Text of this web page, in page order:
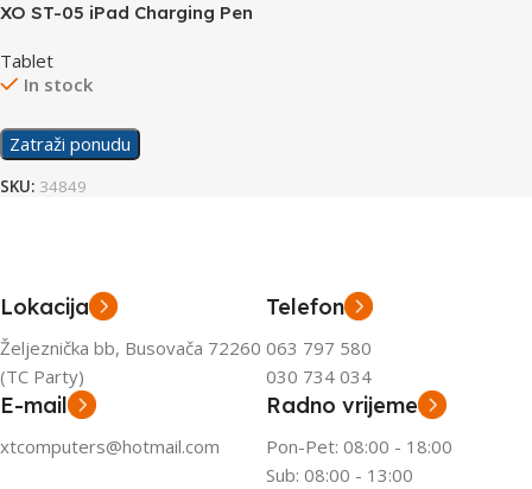
XO ST-05 iPad Charging Pen
Tablet
In stock
Zatraži ponudu
SKU: 34849
Lokacija
Željeznička bb, Busovača 72260
(TC Party)
Telefon
063 797 580
030 734 034
E-mail
xtcomputers@hotmail.com
Radno vrijeme
Pon-Pet: 08:00 - 18:00
Sub: 08:00 - 13:00